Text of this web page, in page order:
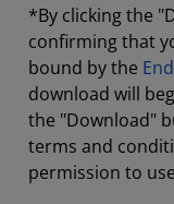
*By clicking the
confirming that
bound by the
download will
the "Download"
terms and
permission to